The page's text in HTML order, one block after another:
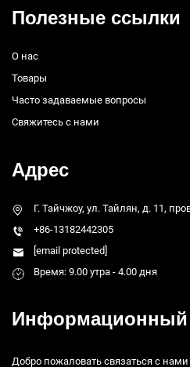
Полезные ссылки
О нас
Товары
Часто задаваемые вопросы
Свяжитесь с нами
Адрес
Г. Тайчжоу, ул. Тайлян, д. 11,
+86-13182442305
[email protected]
Время: 9.00 утра - 4.00 дня
Информационный
Добро пожаловать связаться с